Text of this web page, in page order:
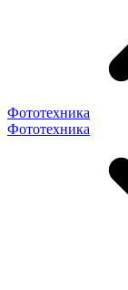
Фототехника
Фототехника